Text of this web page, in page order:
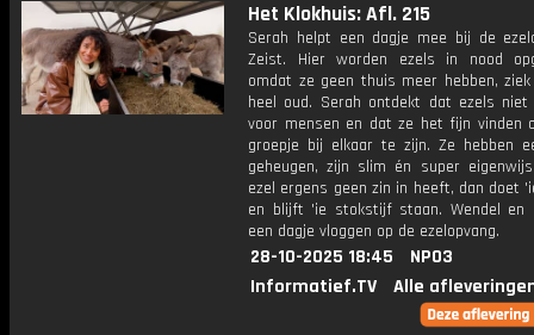
Het Klokhuis: Afl. 215
Serah helpt een dagje mee bij de
Zeist. Hier worden ezels in nood
omdat ze geen thuis meer hebben,
heel oud. Serah ontdekt dat ezels niet
voor mensen en dat ze het fijn vinden
groepje bij elkaar te zijn. Ze hebben
geheugen, zijn slim én super
ezel ergens geen zin in heeft, dan doet
en blijft 'ie stokstijf staan. Wendel en
een dagje vloggen op de ezelopvang.
28-10-2025 18:45
NPO3
Informatief.TV
Alle